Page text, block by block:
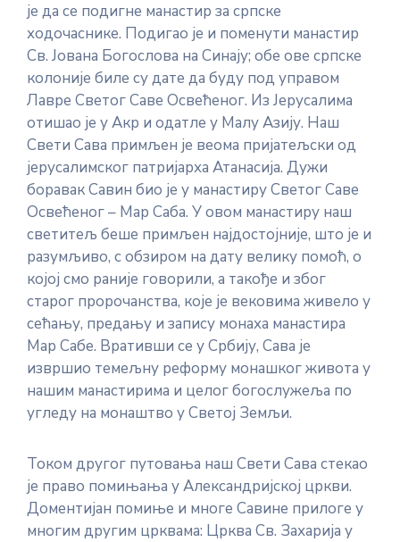
је да се подигне манастир за српске
ходочаснике. Подигао је и поменути манастир
Св. Јована Богослова на Синају; обе ове српске
колоније биле су дате да буду под управом
Лавре Светог Саве Освећеног. Из Јерусалима
отишао је у Акр и одатле у Малу Азију. Наш
Свети Сава примљен је веома пријатељски од
јерусалимског патријарха Атанасија. Дужи
боравак Савин био је у манастиру Светог Саве
Освећеног – Мар Саба. У овом манастиру наш
светитељ беше примљен најдостојније, што је и
разумљиво, с обзиром на дату велику помоћ, о
којој смо раније говорили, а такође и због
старог пророчанства, које је вековима живело у
сећању, предању и запису монаха манастира
Мар Сабе. Вративши се у Србију, Сава је
извршио темељну реформу монашког живота у
нашим манастирима и целог богослужеља по
угледу на монаштво у Светој Земљи.
Током другог путовања наш Свети Сава стекао
је право помињања у Александријској цркви.
Доментијан помиње и многе Савине прилоге у
многим другим црквама: Црква Св. Захарија у